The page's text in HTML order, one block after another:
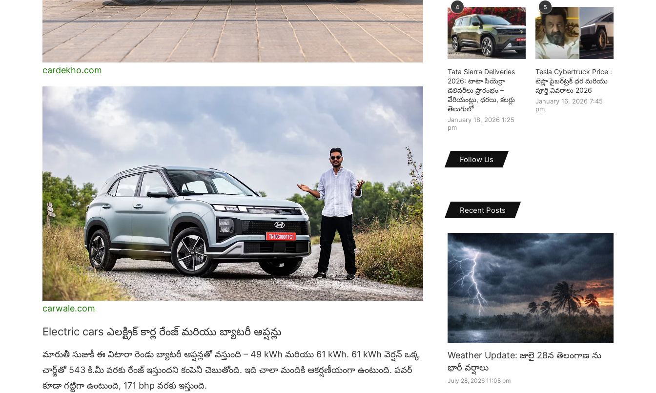
cardekho.com
carwale.com
Electric cars ఎలక్ట్రిక్ కార్ల రేంజ్ మరియు బ్యాటరీ ఆప్షన్లు
మారుతీ సుజుకీ ఈ విటారా రెండు బ్యాటరీ ఆప్షన్లతో వస్తుంది – 49 kWh మరియు 61 kWh. 61 kWh వెర్షన్ ఒక్క
చార్జ్‌తో 543 కి.మీ వరకు రేంజ్ ఇస్తుందని కంపెనీ చెబుతోంది. ఇది చాలా మందికి ఆకర్షణీయంగా ఉంటుంది. పవర్
కూడా గట్టిగా ఉంటుంది, 171 bhp వరకు ఇస్తుంది.
4
Tata Sierra Deliveries
2026: టాటా సియెర్రా
డెలివరీలు ప్రారంభం –
వేరియంట్లు, ధరలు, కలర్లు
తెలుగులో
January 18, 2026 1:25
pm
5
Tesla Cybertruck Price :
టెస్లా సైబర్‌ట్రక్ ధర మరియు
పూర్తి వివరాలు 2026
January 16, 2026 7:45
pm
Follow Us
Recent Posts
Weather Update: జులై 28న తెలంగాణ ను
భారీ వర్షాలు
July 28, 2026 11:08 pm